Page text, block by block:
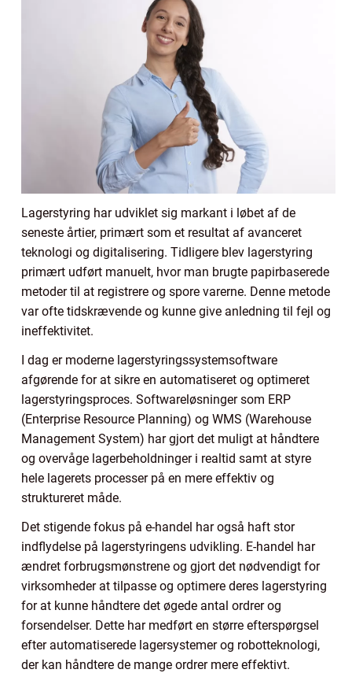
Lagerstyring har udviklet sig markant i løbet af de
seneste årtier, primært som et resultat af avanceret
teknologi og digitalisering. Tidligere blev lagerstyring
primært udført manuelt, hvor man brugte papirbaserede
metoder til at registrere og spore varerne. Denne metode
var ofte tidskrævende og kunne give anledning til fejl og
ineffektivitet.
I dag er moderne lagerstyringssystemsoftware
afgørende for at sikre en automatiseret og optimeret
lagerstyringsproces. Softwareløsninger som ERP
(Enterprise Resource Planning) og WMS (Warehouse
Management System) har gjort det muligt at håndtere
og overvåge lagerbeholdninger i realtid samt at styre
hele lagerets processer på en mere effektiv og
struktureret måde.
Det stigende fokus på e-handel har også haft stor
indflydelse på lagerstyringens udvikling. E-handel har
ændret forbrugsmønstrene og gjort det nødvendigt for
virksomheder at tilpasse og optimere deres lagerstyring
for at kunne håndtere det øgede antal ordrer og
forsendelser. Dette har medført en større efterspørgsel
efter automatiserede lagersystemer og robotteknologi,
der kan håndtere de mange ordrer mere effektivt.